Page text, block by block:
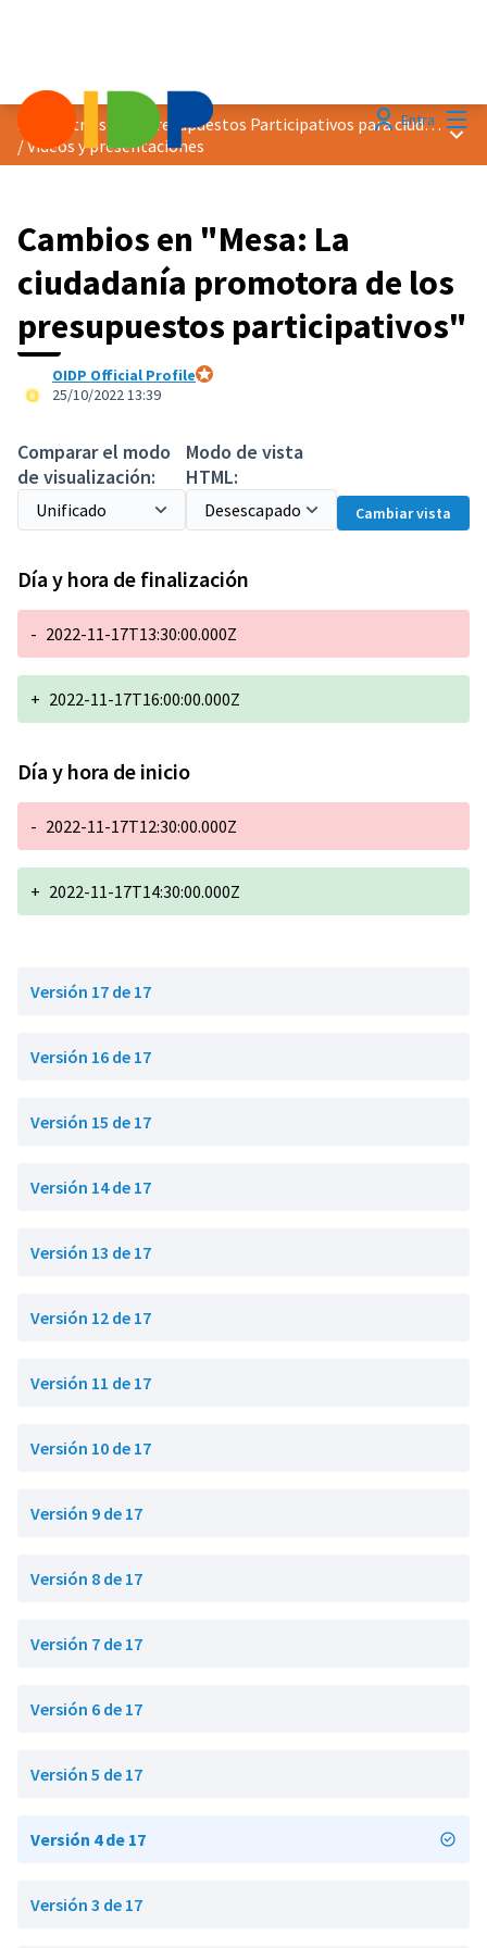
EntraEncuentro sobre Presupuestos Participativos para ciudades más verdes
/Vídeos y presentaciones
Cambios en "Mesa: La
ciudadanía promotora de los
presupuestos participativos"
OIDP Official Profile
25/10/2022 13:39
Comparar el modo
de visualización:
Modo de vista
HTML:
Cambiar vista
Día y hora de finalización
- 2022-11-17T13:30:00.000Z
+ 2022-11-17T16:00:00.000Z
Día y hora de inicio
- 2022-11-17T12:30:00.000Z
+ 2022-11-17T14:30:00.000Z
Versión 17 de 17
Versión 16 de 17
Versión 15 de 17
Versión 14 de 17
Versión 13 de 17
Versión 12 de 17
Versión 11 de 17
Versión 10 de 17
Versión 9 de 17
Versión 8 de 17
Versión 7 de 17
Versión 6 de 17
Versión 5 de 17
Versión 4 de 17
Versión 3 de 17